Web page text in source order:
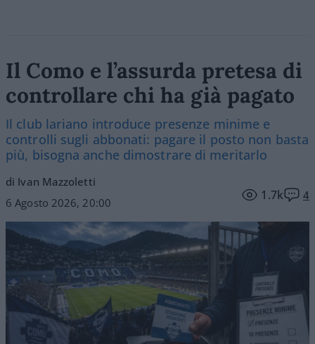
Il Como e l’assurda pretesa di
controllare chi ha già pagato
Il club lariano introduce presenze minime e
controlli sugli abbonati: pagare il posto non basta
più, bisogna anche dimostrare di meritarlo
di Ivan Mazzoletti
6 Agosto 2026, 20:00
1.7k 4